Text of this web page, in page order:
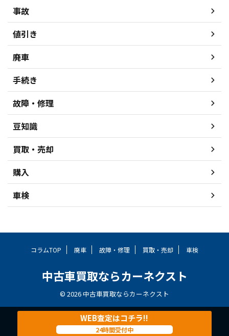
事故
値引き
廃車
手続き
故障・修理
豆知識
買取・売却
購入
車検
コラムTOP 廃車 故障・修理 買取・売却 車検
中古車買取ならカーネクスト
© 2026 中古車買取ならカーネクスト
WEB査定はコチラ!!
24時間受付中